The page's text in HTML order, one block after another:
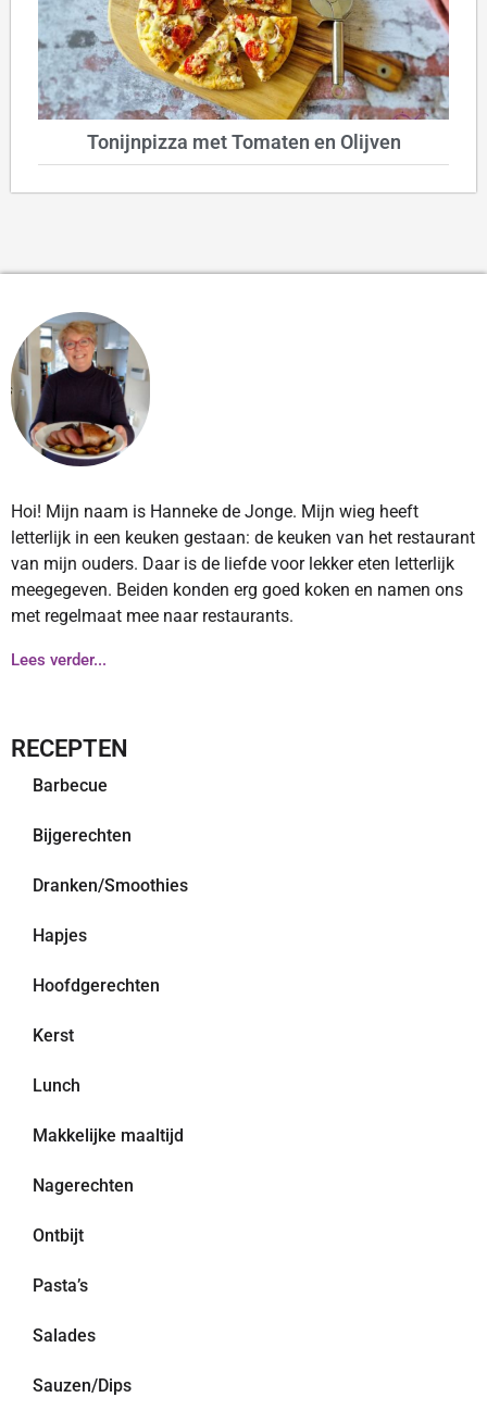
Tonijnpizza met Tomaten en Olijven
Hoi! Mijn naam is Hanneke de Jonge. Mijn wieg heeft
letterlijk in een keuken gestaan: de keuken van het restaurant
van mijn ouders. Daar is de liefde voor lekker eten letterlijk
meegegeven. Beiden konden erg goed koken en namen ons
met regelmaat mee naar restaurants.
Lees verder...
RECEPTEN
Barbecue
Bijgerechten
Dranken/Smoothies
Hapjes
Hoofdgerechten
Kerst
Lunch
Makkelijke maaltijd
Nagerechten
Ontbijt
Pasta’s
Salades
Sauzen/Dips